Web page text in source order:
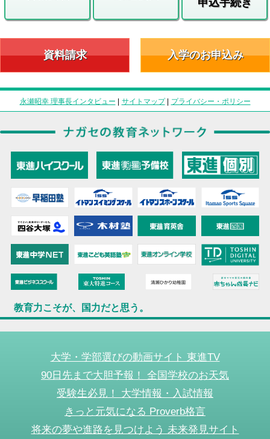
資料請求 入学のお申込み
永瀬昭幸 理事長インタビュー | サイトマップ| プライバシー・ポリシー
教育力こそが、国力だと思う。
大学・学部選びの動画サイト 東進TV
90日先まで大胆予報！ 全国学校のお天気
受験生必見！ 大学情報・入試情報
きっと元気になる Proverb格言
将来の夢や進路を見つけよう 未来発見サイト